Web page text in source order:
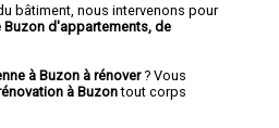
bâtiment, nous intervenons pour
d'appartements, de
à Buzon à rénover? Vous
à Buzontout corps